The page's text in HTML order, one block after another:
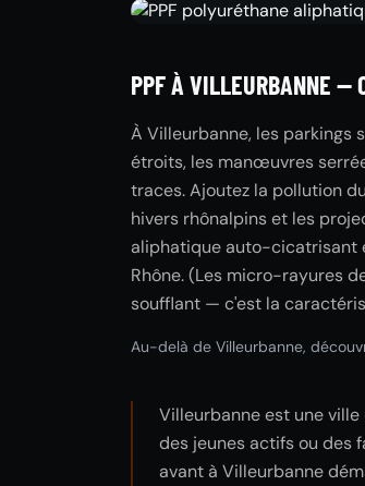
PPF À VILLEURBANNE —
À Villeurbanne, les parkings
étroits, les manœuvres
traces. Ajoutez la pollution
hivers rhônalpins et les
aliphatique auto-cicatrisant
Rhône. (Les micro-rayures
soufflant — c'est la
Au-delà de Villeurbanne,
Villeurbanne est une
des jeunes actifs ou des
avant à Villeurbanne